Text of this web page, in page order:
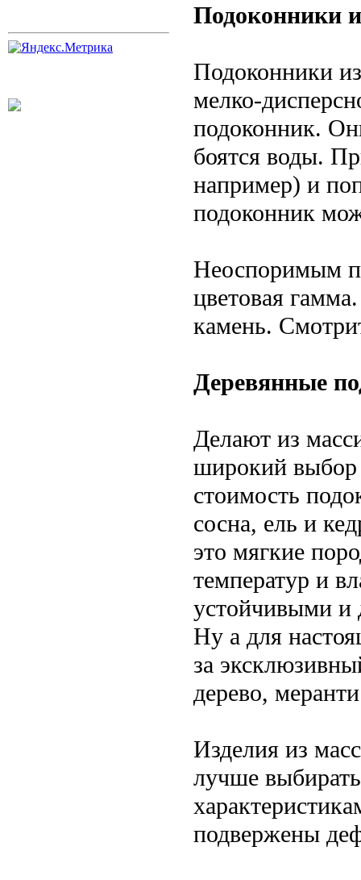
Подоконники
мелко-
подоконник.
боятся воды.
например) и
подоконник
Неоспоримым
цветовая
камень.
Деревянные
Делают из
широкий выбор
стоимость
сосна, ель и
это мягкие
температур и
устойчивыми и
Ну а для
за
дерево,
Изделия из
лучше
подвержены